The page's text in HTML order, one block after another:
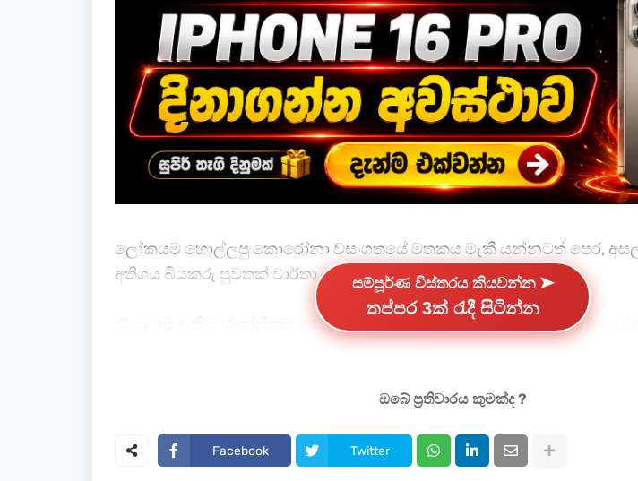
ලෝකයම හොල්ලපු කොරෝනා වසංගතයේ මතකය මැකී යන්නටත් පෙර,
අතිශය බියකරු පුවතක් වාර්තා වෙනවා.
ඒ, ලොව ඇති මාරාන්තිකම වෛරසයක් ලෙස සැලකෙන "නිපා" (Nipah)
විදෙස් වාර්තාවලට අනුව, ඉන්දියාවේ බටහිර බෙංගාලය මේ වන විටත් නිපා
සදහන්.
සම්පූර්ණ විස්තරය කියවන්න ➤
තප්පර 3ක් රැදී සිටින්න
ඔබේ ප්‍රතිචාරය කුමක්ද ?
Facebook Twitter